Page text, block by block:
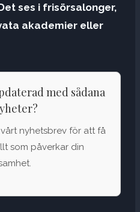
ses i frisörsalonger,
akademier eller
med sådana
nyhetsbrev för att få
som påverkar din